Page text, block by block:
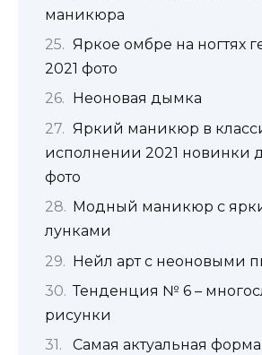
маникюра
Яркое омбре на ногтях
2021 фото
Неоновая дымка
Яркий маникюр в
исполнении 2021 новинки
фото
Модный маникюр с
лунками
Нейл арт с неоновыми
Тенденция № 6 –
рисунки
Самая актуальная форма